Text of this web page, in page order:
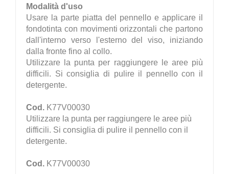
Modalità d'uso
Usare la parte piatta del pennello e applicare il
fondotinta con movimenti orizzontali che partono
dall'interno verso l'esterno del viso, iniziando
dalla fronte fino al collo.
Utilizzare la punta per raggiungere le aree più
difficili. Si consiglia di pulire il pennello con il
detergente.
Cod. K77V00030
Utilizzare la punta per raggiungere le aree più
difficili. Si consiglia di pulire il pennello con il
detergente.
Cod. K77V00030